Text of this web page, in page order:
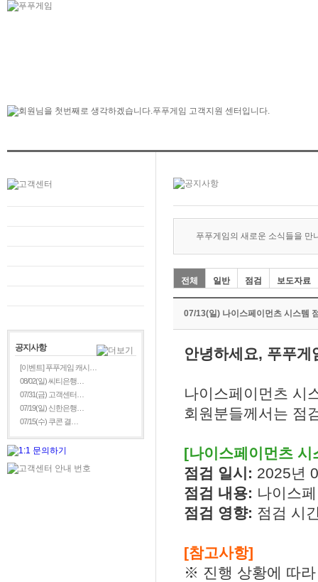
공지사항
[이벤트] 푸푸게임 캐시…
08/02(일) 씨티은행…
07/31(금) 고객센터…
07/19(일) 신한은행…
07/15(수) 쿠콘 결…
푸푸게임의 새로운 소식들을 만
전체 일반 점검 보도자료
07/13(일) 나이스페이먼츠 시스템
안녕하세요, 푸푸게
나이스페이먼츠 시
회원분들께서는 점
[나이스페이먼츠
점검 일시: 2025년
점검 내용: 나이스
점검 영향: 점검 시
[참고사항]
※ 진행 상황에 따